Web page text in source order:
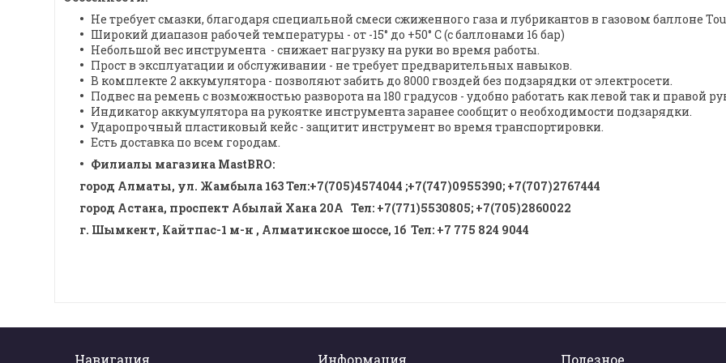
Не требует смазки, благодаря специальной смеси сжиженного газа и лубрикантов в газовом баллоне
Широкий диапазон рабочей температуры - от -15° до +50° С (с баллонами 16 бар)
Небольшой вес инструмента - снижает нагрузку на руки во время работы.
Прост в эксплуатации и обслуживании - не требует предварительных навыков.
В комплекте 2 аккумулятора - позволяют забить до 8000 гвоздей без подзарядки от электросети.
Подвес на ремень с возможностью разворота на 180 градусов - удобно работать как левой так и правой
Индикатор аккумулятора на рукоятке инструмента заранее сообщит о необходимости подзарядки.
Ударопрочный пластиковый кейс - защитит инструмент во время транспортировки.
Есть доставка по всем городам.
Филиалы магазина MastBRO:
город Алматы, ул. Жамбыла 163 Тел:+7(705)4574044 ;+7(747)0955390; +7(707)2767444
город Астана, проспект Абылай Хана 20А Тел: +7(771)5530805; +7(705)2860022
г. Шымкент, Кайтпас-1 м-н , Алматинское шоссе, 1б Тел: +7 775 824 9044